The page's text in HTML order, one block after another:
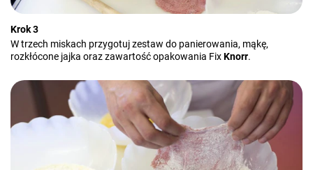
Krok 3
W trzech miskach przygotuj zestaw do panierowania, mąkę,
rozkłócone jajka oraz zawartość opakowania FixKnorr.